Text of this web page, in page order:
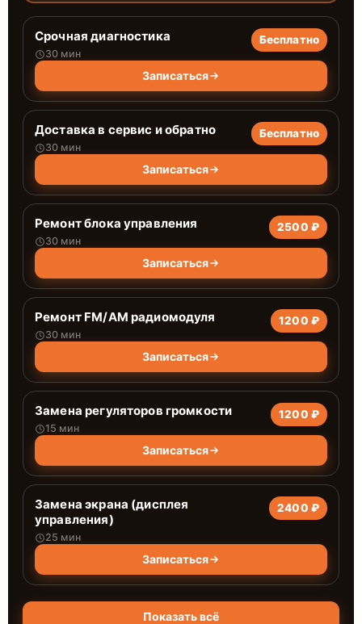
Срочная диагностика
30 мин
Бесплатно
Записаться
Доставка в сервис и обратно
30 мин
Бесплатно
Записаться
Ремонт блока управления
30 мин
2500 ₽
Записаться
Ремонт FM/AM радиомодуля
30 мин
1200 ₽
Записаться
Замена регуляторов громкости
15 мин
1200 ₽
Записаться
Замена экрана (дисплея
управления)
25 мин
2400 ₽
Записаться
Показать всё